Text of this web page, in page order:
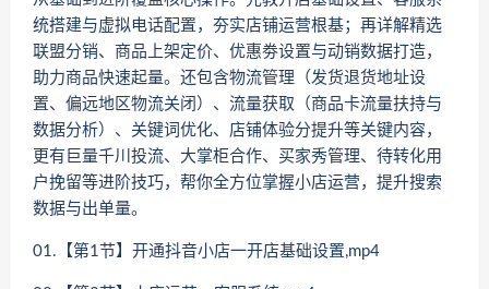
统搭建与虚拟电话配置，夯实店铺运营根基；再详解精选
联盟分销、商品上架定价、优惠劵设置与动销数据打造，
助力商品快速起量。还包含物流管理（发货退货地址设
置、偏远地区物流关闭）、流量获取（商品卡流量扶持与
数据分析）、关键词优化、店铺体验分提升等关键内容，
更有巨量千川投流、大掌柜合作、买家秀管理、待转化用
户挽留等进阶技巧，帮你全方位掌握小店运营，提升搜索
数据与出单量。
01.【第1节】开通抖音小店一开店基础设置,mp4